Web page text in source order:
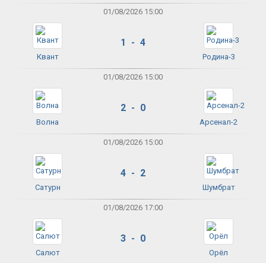
01/08/2026 15:00
Квант
1 - 4
Родина-3
01/08/2026 15:00
Волна
2 - 0
Арсенал-2
01/08/2026 15:00
Сатурн
4 - 2
Шумбрат
01/08/2026 17:00
Салют
3 - 0
Орёл